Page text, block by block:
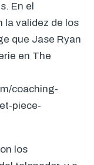
En el
la validez de los
que Jase Ryan
en The
coaching-
piece-
los